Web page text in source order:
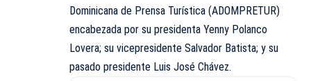
Dominicana de Prensa Turística (ADOMPRETUR)
encabezada por su presidenta Yenny Polanco
Lovera; su vicepresidente Salvador Batista; y su
pasado presidente Luis José Chávez.